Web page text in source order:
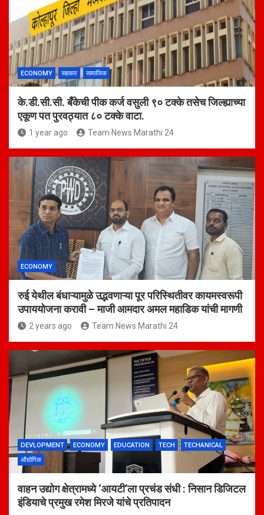
ECONOMY सहकार सामाजिक
के.डी.सी.सी. बँकेची पीक कर्ज वसुली ९० टक्के तसेच जिल्ह्याच्या
एकूण पत पुरवठ्यात ८० टक्के वाटा.
1 year ago Team News Marathi 24
ECONOMY
रुई येथील बंधाऱ्यामुळे उद्भवणाऱ्या पूर परिस्थितीवर कायमस्वरूपी
उपाययोजना करावी – माजी आमदार अमल महाडिक यांची मागणी
2 years ago Team News Marathi 24
DEVLOPMENT ECONOMY EDUCATION TECH
TECHANICAL
औद्योगिक
वाहन उद्योग क्षेत्रामध्ये ‘आयटी’ला प्रचंड संधी : निसान डिजिटल
इंडियाचे प्रमुख रमेश मिरजे यांचे प्रतिपादन